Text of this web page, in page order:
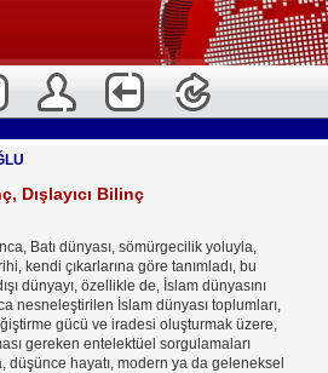
Dışlayıcı Bilinç
Batı dünyası, sömürgecilik yoluyla,
kendi çıkarlarına göre tanımladı, bu
dünyayı, özellikle de, İslam dünyasını
nesneleştirilen İslam dünyası toplumları,
gücü ve iradesi oluşturmak üzere,
gereken entelektüel sorgulamaları
düşünce hayatı, modern ya da geleneksel